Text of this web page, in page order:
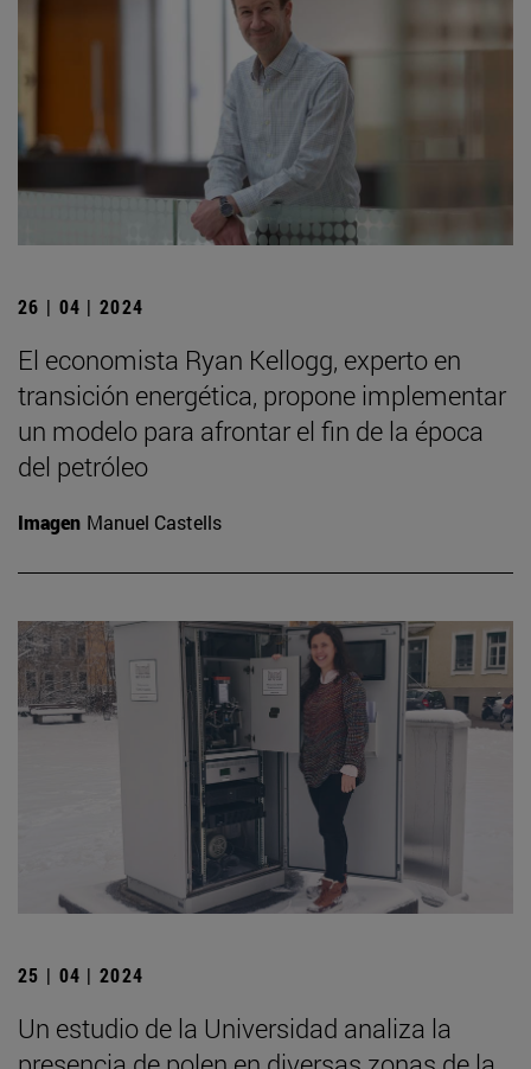
26 | 04 | 2024
El economista Ryan Kellogg, experto en
transición energética, propone implementar
un modelo para afrontar el fin de la época
del petróleo
Imagen Manuel Castells
25 | 04 | 2024
Un estudio de la Universidad analiza la